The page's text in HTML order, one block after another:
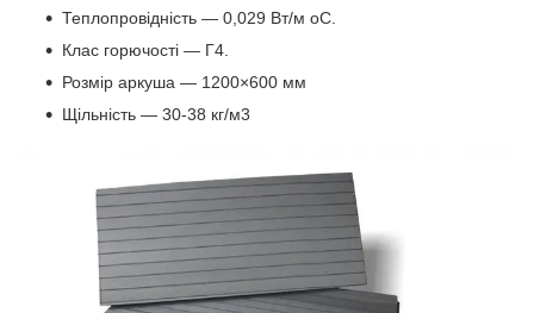
Теплопровідність — 0,029 Вт/м oС.
Клас горючості — Г4.
Розмір аркуша — 1200×600 мм
Щільність — 30-38 кг/м3